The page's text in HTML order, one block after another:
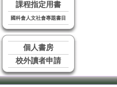
課程指定用書
國科會人文社會專題書目
個人書房
校外讀者申請